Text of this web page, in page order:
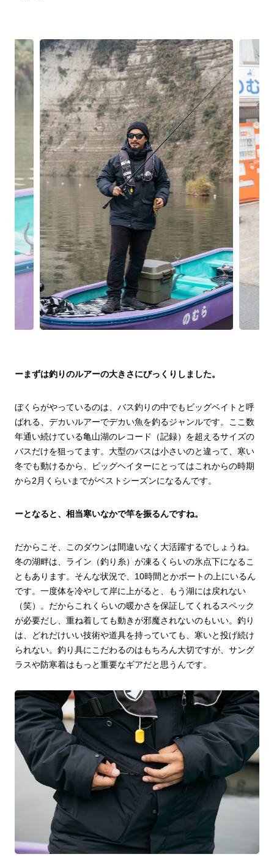
ーまずは釣りのルアーの大きさにびっくりしました。
ぼくらがやっているのは、バス釣りの中でもビッグベイトと呼
ばれる、デカいルアーでデカい魚を釣るジャンルです。ここ数
年通い続けている亀山湖のレコード（記録）を超えるサイズの
バスだけを狙ってます。大型のバスは小さいのと違って、寒い
冬でも動けるから、ビッグヘイターにとってはこれからの時期
から2月くらいまでがベストシーズンになるんです。
ーとなると、相当寒いなかで竿を振るんですね。
だからこそ、このダウンは間違いなく大活躍するでしょうね。
冬の湖畔は、ライン（釣り糸）が凍るくらいの氷点下になるこ
ともあります。そんな状況で、10時間とかボートの上にいるん
です。一度体を冷やして岸に上がると、もう湖には戻れない
（笑）。だからこれくらいの暖かさを保証してくれるスペック
が必要だし、重ね着しても動きが邪魔されないのもいい。釣り
は、どれだけいい技術や道具を持っていても、寒いと投げ続け
られない。釣り具にこだわるのはもちろん大切ですが、サング
ラスや防寒着はもっと重要なギアだと思うんです。